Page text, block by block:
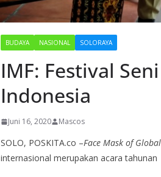
BUDAYA NASIONAL SOLORAYA
IMF: Festival
Indonesia
Juni 16, 2020 Mascos
SOLO, POSKITA.co –Face Mask of
internasional merupakan acara tahunan